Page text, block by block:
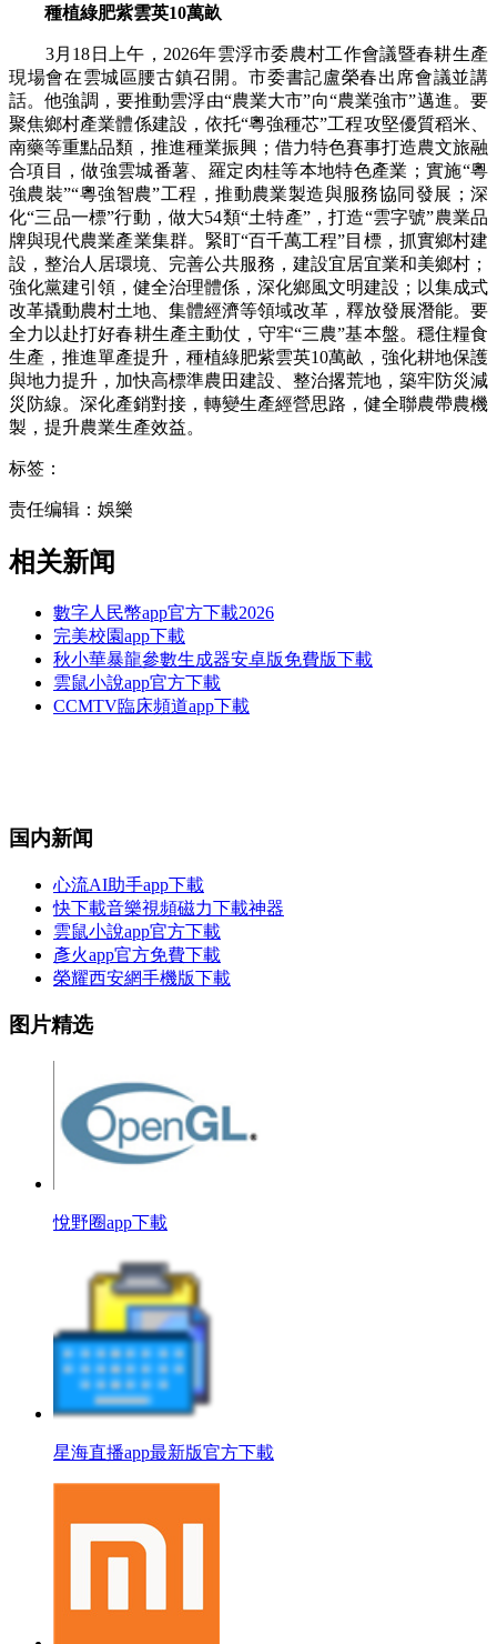
種植綠肥紫雲英10萬畝
3月18日上午，2026年雲浮市委農村工作會議暨春耕生產
現場會在雲城區腰古鎮召開。市委書記盧榮春出席會議並講
話。他強調，要推動雲浮由“農業大市”向“農業強市”邁進。要
聚焦鄉村產業體係建設，依托“粵強種芯”工程攻堅優質稻米、
南藥等重點品類，推進種業振興；借力特色賽事打造農文旅融
合項目，做強雲城番薯、羅定肉桂等本地特色產業；實施“粵
強農裝”“粵強智農”工程，推動農業製造與服務協同發展；深
化“三品一標”行動，做大54類“土特產”，打造“雲字號”農業品
牌與現代農業產業集群。緊盯“百千萬工程”目標，抓實鄉村建
設，整治人居環境、完善公共服務，建設宜居宜業和美鄉村；
強化黨建引領，健全治理體係，深化鄉風文明建設；以集成式
改革撬動農村土地、集體經濟等領域改革，釋放發展潛能。要
全力以赴打好春耕生產主動仗，守牢“三農”基本盤。穩住糧食
生產，推進單產提升，種植綠肥紫雲英10萬畝，強化耕地保護
與地力提升，加快高標準農田建設、整治撂荒地，築牢防災減
災防線。深化產銷對接，轉變生產經營思路，健全聯農帶農機
製，提升農業生產效益。
标签：
责任编辑：娛樂
相关新闻
數字人民幣app官方下載2026
完美校園app下載
秋小華暴龍參數生成器安卓版免費版下載
雲鼠小說app官方下載
CCMTV臨床頻道app下載
国内新闻
心流AI助手app下載
快下載音樂視頻磁力下載神器
雲鼠小說app官方下載
彥火app官方免費下載
榮耀西安網手機版下載
图片精选
悅野圈app下載
星海直播app最新版官方下載